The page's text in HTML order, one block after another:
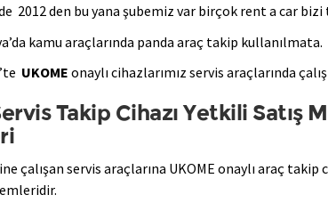
2012 den bu yana şubemiz var birçok rent a car
kamu araçlarında panda araç takip kullanılmata.
UKOME onaylı cihazlarımız servis araçlarında
Takip Cihazı Yetkili Satış
çalışan servis araçlarına UKOME onaylı araç takip